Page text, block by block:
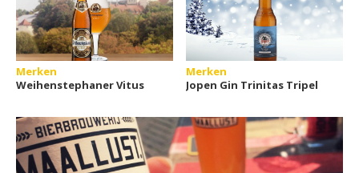
Merken
Weihenstephaner Vitus
Merken
Jopen Gin Trinitas Tripel